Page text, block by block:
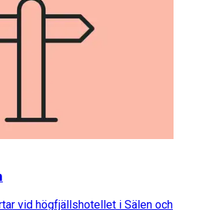
vid högfjällshotellet i Sälen och